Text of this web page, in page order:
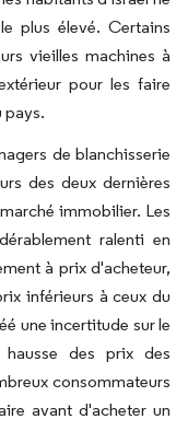
plus élevé. Certains
vieilles machines à
pour les faire
pays.
de blanchisserie
des deux dernières
immobilier. Les
ralenti en
à prix d'acheteur,
inférieurs à ceux du
une incertitude sur le
des prix des
consommateurs
avant d'acheter un